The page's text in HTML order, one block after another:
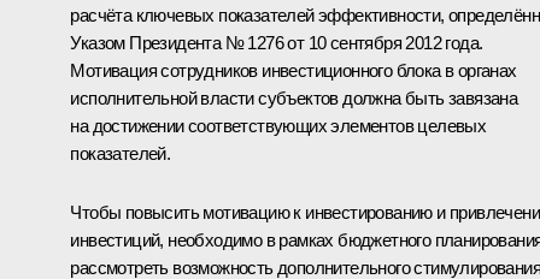
расчёта ключевых показателей эффективности,
Указом Президента № 1276 от 10 сентября 2012 года.
Мотивация сотрудников инвестиционного блока в органах
исполнительной власти субъектов должна быть завязана
на достижении соответствующих элементов целевых
показателей.
Чтобы повысить мотивацию к инвестированию и
инвестиций, необходимо в рамках бюджетного
рассмотреть возможность дополнительного стимулирования